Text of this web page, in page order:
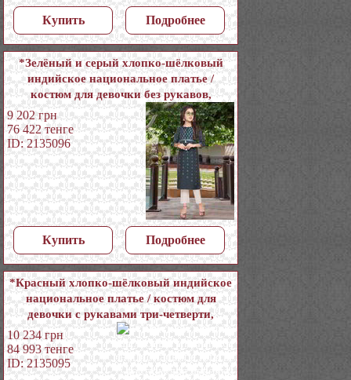
Купить Подробнее
*Зелёный и серый хлопко-шёлковый
индийское национальное платье /
костюм для девочки без рукавов,
украшенный печатным рисунком с
пайетками
9 202 грн
76 422 тенге
ID: 2135096
Купить Подробнее
*Красный хлопко-шёлковый индийское
национальное платье / костюм для
девочки с рукавами три-четверти,
украшенный вышивкой люрексом
10 234 грн
84 993 тенге
ID: 2135095